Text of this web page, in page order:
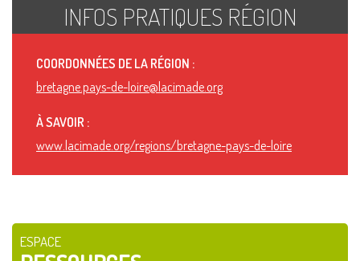
INFOS PRATIQUES RÉGION
COORDONNÉES DE LA RÉGION :
bretagne.pays-de-loire@lacimade.org
À SAVOIR :
www.lacimade.org/regions/bretagne-pays-de-loire
ESPACE